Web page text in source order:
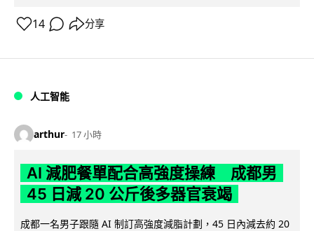
14 分享
人工智能
arthur 17 小時
AI 減肥餐單配合高強度操練 成都男
45 日減 20 公斤後多器官衰竭
成都一名男子跟隨 AI 制訂高強度減脂計劃，45 日內減去約 20